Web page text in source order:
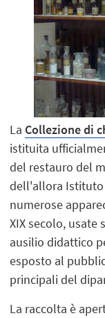
La Collezione di
istituita
del restauro del
dell'allora Istituto
numerose
XIX secolo, usate
ausilio didattico
esposto al
principali del
La raccolta è